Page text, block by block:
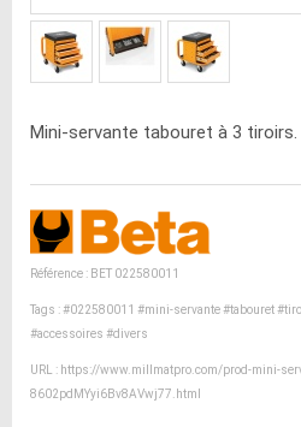
Mini-servante tabouret à 3 tiroirs.
Référence : BET 022580011
Tags :#022580011 #mini-servante#tabouret
#accessoires #divers
URL : https://www.millmatpro.com/prod-mini-
8602pdMYyi6Bv8AVwj77.html